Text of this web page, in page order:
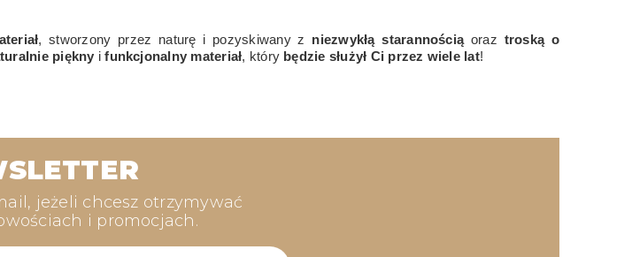
, stworzony przez naturę i pozyskiwany z niezwykłą starannościąoraz troską o
piękny ifunkcjonalny materiał, który będzie służył Ci przez wiele lat!
jeżeli chcesz otrzymywać
i promocjach.